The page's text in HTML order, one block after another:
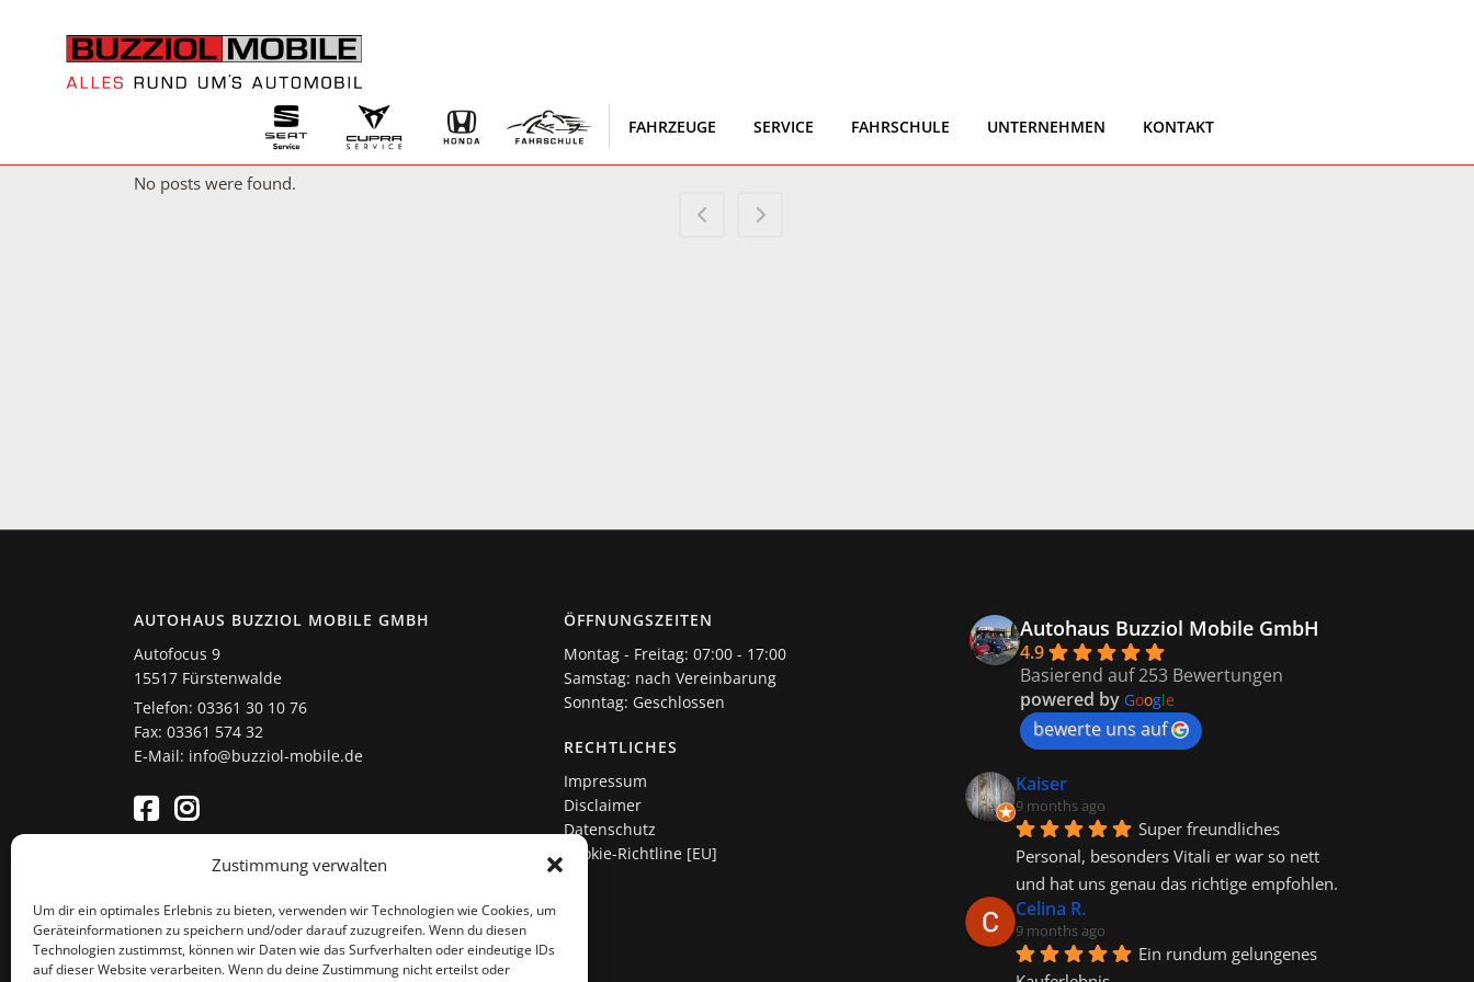
Zustimmung verwalten
Um dir ein optimales Erlebnis zu bieten, verwenden wir Technologien wie Cookies, um
Geräteinformationen zu speichern und/oder darauf zuzugreifen. Wenn du diesen
Technologien zustimmst, können wir Daten wie das Surfverhalten oder eindeutige IDs
auf dieser Website verarbeiten. Wenn du deine Zustimmung nicht erteilst oder
FAHRZEUGE SERVICE FAHRSCHULE UNTERNEHMEN KONTAKT
No posts were found.
AUTOHAUS BUZZIOL MOBILE GMBH
Autofocus 9
15517 Fürstenwalde
Telefon: 03361 30 10 76
Fax: 03361 574 32
E-Mail: info@buzziol-mobile.de
ÖFFNUNGSZEITEN
Montag - Freitag: 07:00 - 17:00
Samstag: nach Vereinbarung
Sonntag: Geschlossen
RECHTLICHES
Impressum
Disclaimer
Datenschutz
Cookie-Richtline [EU]
Autohaus Buzziol Mobile GmbH
4.9
Basierend auf 253 Bewertungen
powered by Google
bewerte uns auf
Kaiser
9 months ago
Super freundliches
Personal, besonders Vitali er war so nett
und hat uns genau das richtige empfohlen.
Celina R.
9 months ago
Ein rundum gelungenes